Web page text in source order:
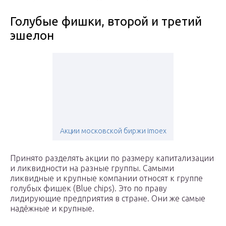
Голубые фишки, второй и третий
эшелон
Акции московской биржи imoex
Принято разделять акции по размеру капитализации
и ликвидности на разные группы. Самыми
ликвидные и крупные компании относят к группе
голубых фишек (Blue chips). Это по праву
лидирующие предприятия в стране. Они же самые
надёжные и крупные.